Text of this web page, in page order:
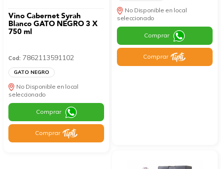
Vino Cabernet Syrah
Blanco GATO NEGRO 3 X
750 ml
Cod: 7862113591102
GATO NEGRO
No Disponible en local
seleccionado
Comprar
Comprar
No Disponible en local
seleccionado
Comprar
Comprar